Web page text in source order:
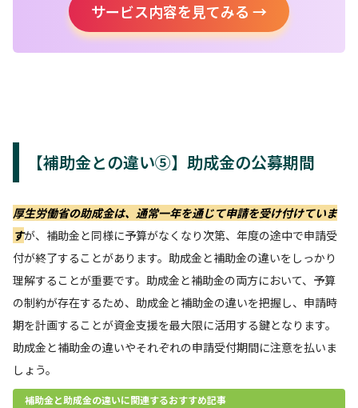
サービス内容を見てみる →
【補助金との違い⑤】助成金の公募期間
厚生労働省の助成金は、通常一年を通じて申請を受け付けていま
すが、補助金と同様に予算がなくなり次第、年度の途中で申請受
付が終了することがあります。助成金と補助金の違いをしっかり
理解することが重要です。助成金と補助金の両方において、予算
の制約が存在するため、助成金と補助金の違いを把握し、申請時
期を計画することが資金支援を最大限に活用する鍵となります。
助成金と補助金の違いやそれぞれの申請受付期間に注意を払いま
しょう。
補助金と助成金の違いに関連するおすすめ記事